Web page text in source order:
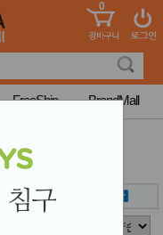
0
FreeShip BrandMall